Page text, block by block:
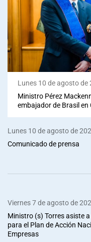
Lunes 10 de agosto de
Ministro Pérez
embajador de Brasil en
Lunes 10 de agosto de
Comunicado de prensa
Viernes 7 de agosto de
Ministro (s) Torres asiste
para el Plan de Acción
Empresas